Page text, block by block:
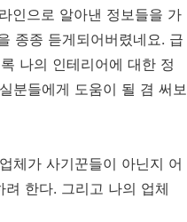
인으로 알아낸 정보들을 가
종종 듣게되어버렸네요. 급
나의 인테리어에 대한 정
분들에게 도움이 될 겸 써보
체가 사기꾼들이 아닌지 어
한다. 그리고 나의 업체